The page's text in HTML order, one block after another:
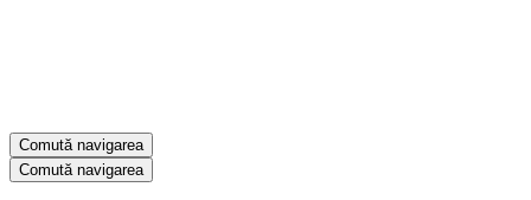
Comută navigarea
Comută navigarea